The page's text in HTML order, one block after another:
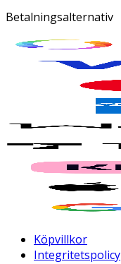
Betalningsalternativ
Köpvillkor
Integritetspolicy